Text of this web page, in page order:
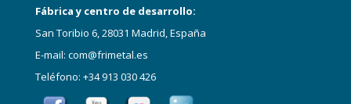
Fábrica y centro de desarrollo:
San Toribio 6, 28031 Madrid, España
E-mail: com@frimetal.es
Teléfono: +34 913 030 426